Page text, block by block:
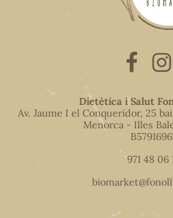
Dietètica i Salut
Av. Jaume I el Conqueridor, 25
Menorca - Illes
971 48 06